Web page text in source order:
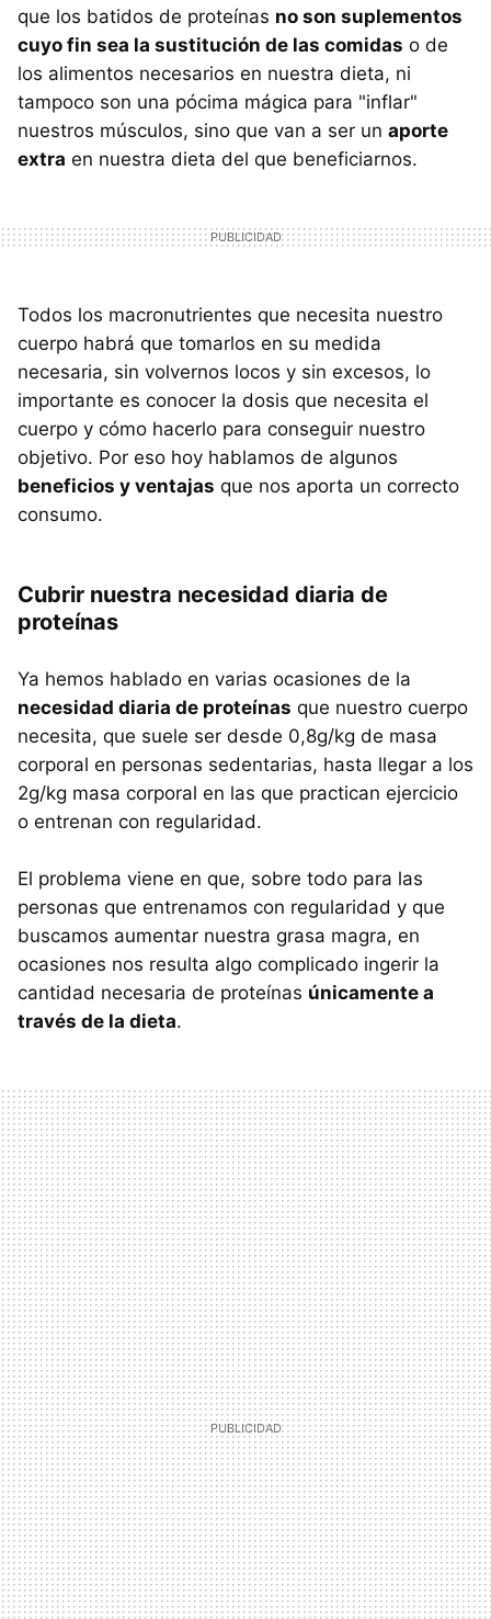
que los batidos de proteínas no son suplementos
cuyo fin sea la sustitución de las comidas o de
los alimentos necesarios en nuestra dieta, ni
tampoco son una pócima mágica para "inflar"
nuestros músculos, sino que van a ser un aporte
extra en nuestra dieta del que beneficiarnos.
Todos los macronutrientes que necesita nuestro
cuerpo habrá que tomarlos en su medida
necesaria, sin volvernos locos y sin excesos, lo
importante es conocer la dosis que necesita el
cuerpo y cómo hacerlo para conseguir nuestro
objetivo. Por eso hoy hablamos de algunos
beneficios y ventajas que nos aporta un correcto
consumo.
Cubrir nuestra necesidad diaria de
proteínas
Ya hemos hablado en varias ocasiones de la
necesidad diaria de proteínas que nuestro cuerpo
necesita, que suele ser desde 0,8g/kg de masa
corporal en personas sedentarias, hasta llegar a los
2g/kg masa corporal en las que practican ejercicio
o entrenan con regularidad.
El problema viene en que, sobre todo para las
personas que entrenamos con regularidad y que
buscamos aumentar nuestra grasa magra, en
ocasiones nos resulta algo complicado ingerir la
cantidad necesaria de proteínas únicamente a
través de la dieta.